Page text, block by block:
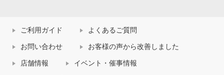
ご利用ガイド よくあるご質問
お問い合わせ お客様の声から改善しました
店舗情報 イベント・催事情報